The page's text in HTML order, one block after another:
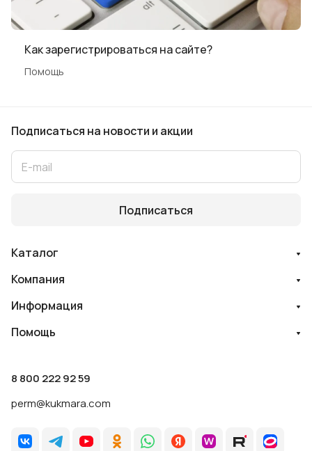
Как зарегистрироваться на сайте?
Помощь
Подписаться на новости и акции
Подписаться
Каталог
Компания
Информация
Помощь
8 800 222 92 59
perm@kukmara.com